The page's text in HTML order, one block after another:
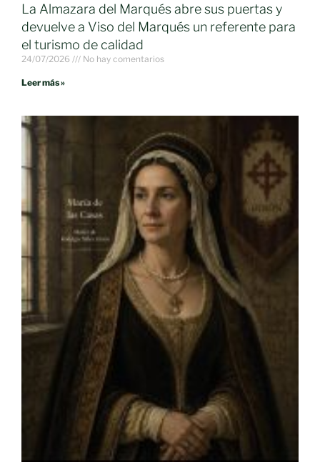
La Almazara del Marqués abre sus puertas y
devuelve a Viso del Marqués un referente para
el turismo de calidad
24/07/2026 No hay comentarios
Leer más »